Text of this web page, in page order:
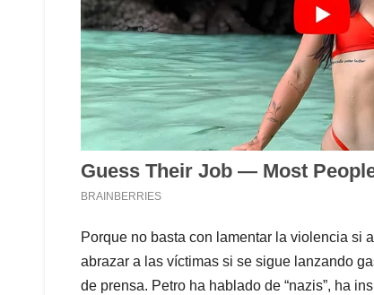
Porque no basta con lamentar la violencia si
abrazar a las víctimas si se sigue lanzando
de prensa. Petro ha hablado de “nazis”, ha